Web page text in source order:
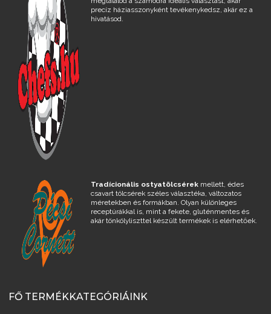
precíz háziasszonyként tevékenykedsz, akár ez a
hivatásod.
Tradícionális ostyatölcsérekmellett, édes
csavart tölcsérek széles választéka, változatos
méretekben és formákban. Olyan különleges
receptúrákkal is, mint a fekete, gluténmentes és
akár tönkölyliszttel készült termékek is elérhetőek.
FŐ TERMÉKKATEGÓRIÁINK